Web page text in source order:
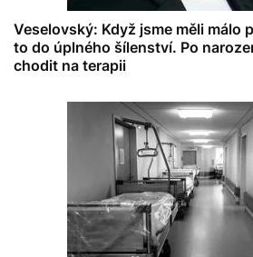
Veselovský: Když jsme měli málo
to do úplného šílenství. Po
chodit na terapii